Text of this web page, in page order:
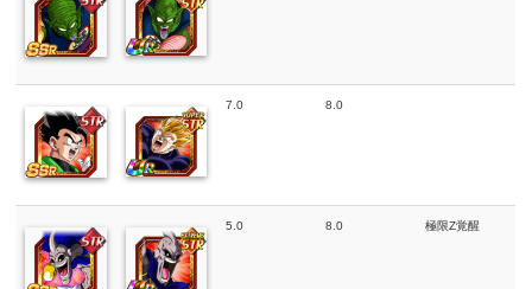
7.0 8.0
5.0 8.0 極限Z覚醒